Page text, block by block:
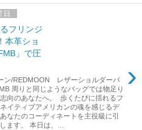
フリンジ
本革ショ
」で圧
›
ン/REDMOON レザーショルダーバ
周りと同じようなバッグでは物足り
向のあなたへ。 歩くたびに揺れるフ
イティブアメリカンの魂を感じるデ
なたのコーディネートを主役級に引
ます。 本日は、...